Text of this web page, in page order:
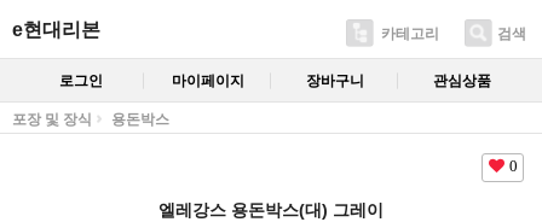
e현대리본 카테고리 검색
로그인 마이페이지 장바구니 관심상품
포장 및 장식 용돈박스
0
엘레강스 용돈박스(대) 그레이